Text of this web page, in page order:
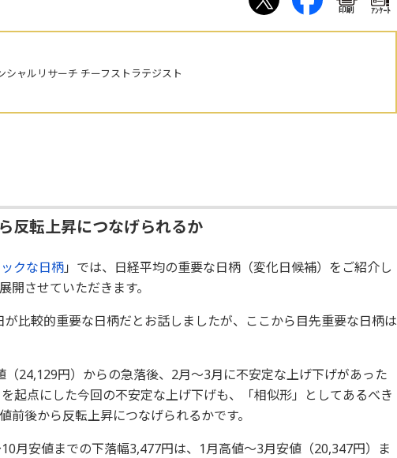
印刷 ｱﾝｹｰﾄ
シャルリサーチ チーフストラテジスト
反転上昇につなげられるか
クな日柄」では、日経平均の重要な日柄（変化日候補）をご紹介し
開させていただきます。
比較的重要な日柄だとお話しましたが、ここから目先重要な日柄は
24,129円）からの急落後、2月～3月に不安定な上げ下げがあった
起点にした今回の不安定な上げ下げも、「相似形」としてあるべき
前後から反転上昇につなげられるかです。
月安値までの下落幅3,477円は、1月高値～3月安値（20,347円）ま